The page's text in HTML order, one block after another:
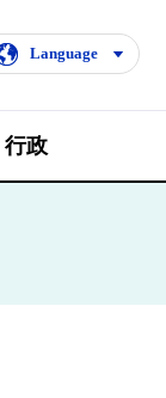
Language
行政